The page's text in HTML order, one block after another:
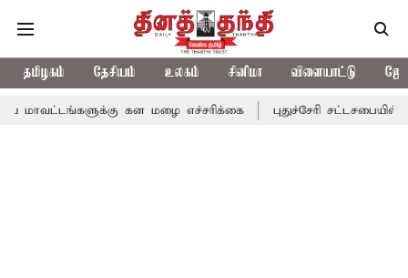
தமிழகம் தேசியம் உலகம் சினிமா விளையாட்டு
கன மழை எச்சரிக்கை புதுச்சேரி சட்டசபையில் வரும்